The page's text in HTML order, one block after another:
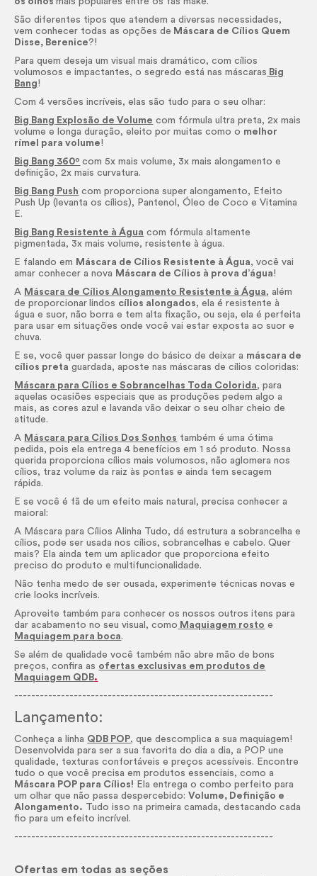
São diferentes tipos que atendem a diversas necessidades,
vem conhecer todas as opções de Máscara de Cílios Quem
Disse, Berenice?!
Para quem deseja um visual mais dramático, com cílios
volumosos e impactantes, o segredo está nas máscaras Big
Bang!
Com 4 versões incríveis, elas são tudo para o seu olhar:
Big Bang Explosão de Volume com fórmula ultra preta, 2x mais
volume e longa duração, eleito por muitas como o melhor
rímel para volume!
Big Bang 360º com 5x mais volume, 3x mais alongamento e
definição, 2x mais curvatura.
Big Bang Push com proporciona super alongamento, Efeito
Push Up (levanta os cílios), Pantenol, Óleo de Coco e Vitamina
E.
Big Bang Resistente à Água com fórmula altamente
pigmentada, 3x mais volume, resistente à água.
E falando em Máscara de Cílios Resistente à Água, você vai
amar conhecer a nova Máscara de Cílios à prova d’água!
A Máscara de Cílios Alongamento Resistente à Água, além
de proporcionar lindos cílios alongados, ela é resistente à
água e suor, não borra e tem alta fixação, ou seja, ela é perfeita
para usar em situações onde você vai estar exposta ao suor e
chuva.
E se, você quer passar longe do básico de deixar a máscara de
cílios preta guardada, aposte nas máscaras de cílios coloridas:
Máscara para Cílios e Sobrancelhas Toda Colorida, para
aquelas ocasiões especiais que as produções pedem algo a
mais, as cores azul e lavanda vão deixar o seu olhar cheio de
atitude.
A Máscara para Cílios Dos Sonhos também é uma ótima
pedida, pois ela entrega 4 benefícios em 1 só produto. Nossa
querida proporciona cílios mais volumosos, não aglomera nos
cílios, traz volume da raiz às pontas e ainda tem secagem
rápida.
E se você é fã de um efeito mais natural, precisa conhecer a
maioral:
A Máscara para Cílios Alinha Tudo, dá estrutura a sobrancelha e
cílios, pode ser usada nos cílios, sobrancelhas e cabelo. Quer
mais? Ela ainda tem um aplicador que proporciona efeito
preciso do produto e multifuncionalidade.
Não tenha medo de ser ousada, experimente técnicas novas e
crie looks incríveis.
Aproveite também para conhecer os nossos outros itens para
dar acabamento no seu visual, como Maquiagem rosto e
Maquiagem para boca.
Se além de qualidade você também não abre mão de bons
preços, confira as ofertas exclusivas em produtos de
Maquiagem QDB.
-------------------------------------------------------------
Lançamento:
Conheça a linha QDB POP, que descomplica a sua maquiagem!
Desenvolvida para ser a sua favorita do dia a dia, a POP une
qualidade, texturas confortáveis e preços acessíveis. Encontre
tudo o que você precisa em produtos essenciais, como a
Máscara POP para Cílios! Ela entrega o combo perfeito para
um olhar que não passa despercebido:Volume, Definição e
Alongamento. Tudo isso na primeira camada, destacando cada
fio para um efeito incrível.
-------------------------------------------------------------
Ofertas em todas as seções